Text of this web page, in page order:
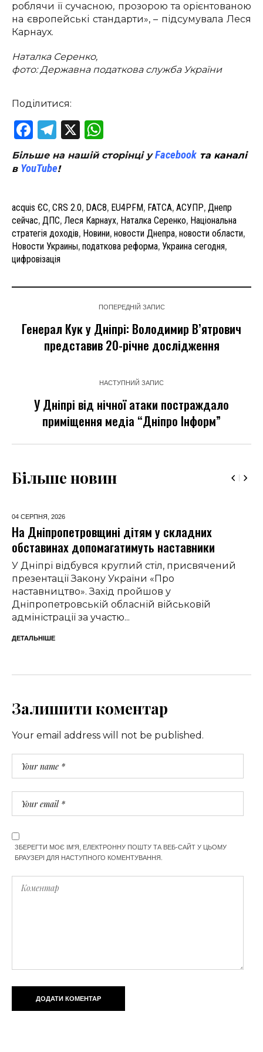
роблячи її сучасною, прозорою та орієнтованою
на європейські стандарти», – підсумувала Леся
Карнаух.
Наталка Серенко,
фото: Державна податкова служба України
Поділитися:
Facebook
Telegram
X
Більше на нашій сторінці уFacebook та каналі
в YouTube!
acquis ЄС, CRS 2.0, DAC8, EU4PFM, FATCA, АСУПР, Днепр
сейчас, ДПС, Леся Карнаух, Наталка Серенко, Національна
стратегія доходів, Новини, новости Днепра, новости области,
Новости Украины, податкова реформа, Украина сегодня,
цифровізація
ПОПЕРЕДНІЙ ЗАПИС
Генерал Кук у Дніпрі: Володимир В’ятрович
представив 20-річне дослідження
НАСТУПНИЙ ЗАПИС
У Дніпрі від нічної атаки постраждало
приміщення медіа “Дніпро Інформ”
Більше новин
04 СЕРПНЯ, 2026
На Дніпропетровщині дітям у складних
обставинах допомагатимуть наставники
У Дніпрі відбувся круглий стіл, присвячений
презентації Закону України «Про
наставництво». Захід пройшов у
Дніпропетровській обласній військовій
адміністрації за участю...
ДЕТАЛЬНІШЕ
Залишити коментар
Your email address will not be published.
ЗБЕРЕГТИ МОЄ ІМ'Я, ЕЛЕКТРОННУ ПОШТУ ТА ВЕБ-САЙТ У ЦЬОМУ
БРАУЗЕРІ ДЛЯ НАСТУПНОГО КОМЕНТУВАННЯ.